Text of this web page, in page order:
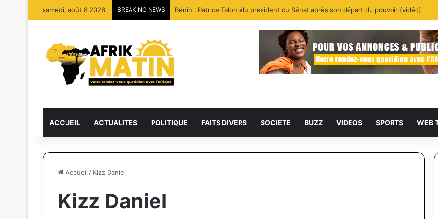
samedi, août 8 2026 BREAKING NEWS Bénin : Patrice Talon élu président du Sénat après son départ du pouvoir (vidéo)
ACCUEIL ACTUALITES POLITIQUE FAITS DIVERS SOCIETE BUZZ VIDEOS SPORTS WEB
Accueil / Kizz Daniel
Kizz Daniel